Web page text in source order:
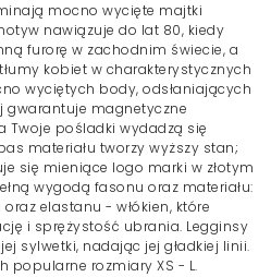
mocno wycięte majtki
nawiązuje do lat 80, kiedy
furorę w zachodnim świecie, a
kobiet w charakterystycznych
wyciętych body, odsłaniających
gwarantuje magnetyczne
Twoje pośladki wydadzą się
materiału tworzy wyższy stan;
się mieniące logo marki w złotym
wygodą fasonu oraz materiału:
elastanu - włókien, które
i sprężystość ubrania. Legginsy
sylwetki, nadając jej gładkiej linii.
popularne rozmiary XS - L.